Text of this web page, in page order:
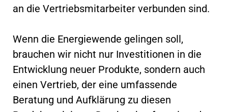
an die Vertriebsmitarbeiter verbunden sind.
Wenn die Energiewende gelingen soll,
brauchen wir nicht nur Investitionen in die
Entwicklung neuer Produkte, sondern auch
einen Vertrieb, der eine umfassende
Beratung und Aufklärung zu diesen